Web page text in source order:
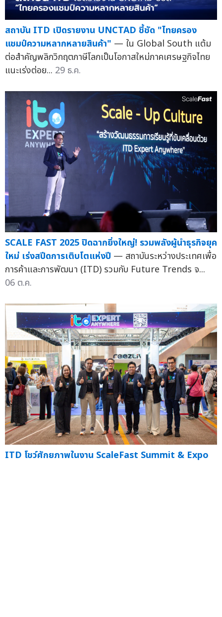
สถาบัน ITD เปิดรายงาน UNCTAD ชี้ชัด "ไทยครอง
แชมป์ความหลากหลายสินค้า" — ใน Global South แต้ม
ต่อสำคัญพลิกวิกฤตภาษีโลกเป็นโอกาสใหม่ภาคเศรษฐกิจไทย
แนะเร่งต่อย... 29 ธ.ค.
SCALE FAST 2025 ปิดฉากยิ่งใหญ่! รวมพลังผู้นำธุรกิจยุค
ใหม่ เร่งสปีดการเติบโตแห่งปี — สถาบันระหว่างประเทศเพื่อ
การค้าและการพัฒนา (ITD) รวมกับ Future Trends จ...
06 ต.ค.
ITD โชว์ศักยภาพในงาน ScaleFast Summit & Expo